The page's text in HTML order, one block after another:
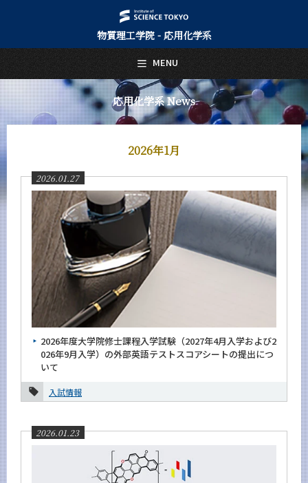
物質理工学院 - 応用化学系
応用化学系 News
2026年1月
2026.01.27
2026年度大学院修士課程入学試験（2027年4月入学および2
026年9月入学）の外部英語テストスコアシートの提出につ
いて
入試情報
2026.01.23
MENU
日本語 English
トップページ
Top Page
応用化学系について
About Us
教員・研究室
Faculty and Laboratories
未来
Future
入学案内
Admissions
応用化学系 News
News 一覧
カテゴリ別
課程別